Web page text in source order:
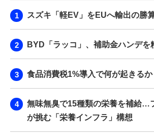
スズキ「軽EV」をEUへ輸出の勝
BYD「ラッコ」、補助金ハンデを
食品消費税1%導入で何が起きるか
無味無臭で15種類の栄養を補給…
が挑む「栄養インフラ」構想